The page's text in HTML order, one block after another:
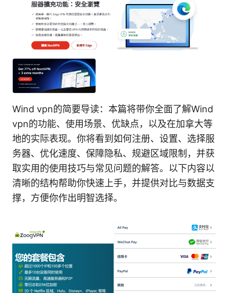
Wind vpn的简要导读：本篇将带你全面了解Wind
vpn的功能、使用场景、优缺点，以及在加拿大等
地的实际表现。你将看到如何注册、设置、选择服
务器、优化速度、保障隐私、规避区域限制，并获
取实用的使用技巧与常见问题的解答。以下内容以
清晰的结构帮助你快速上手，并提供对比与数据支
撑，方便你作出明智选择。